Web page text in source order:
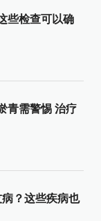
些检查可以确
青需警惕 治疗
病？这些疾病也